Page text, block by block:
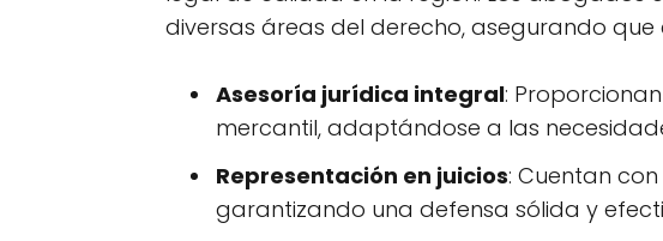
diversas áreas del derecho, asegurando
Asesoría jurídica integral:
mercantil, adaptándose a las
Representación en juicios: Cuentan
garantizando una defensa sólida y